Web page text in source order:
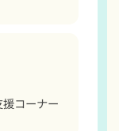
コーナー